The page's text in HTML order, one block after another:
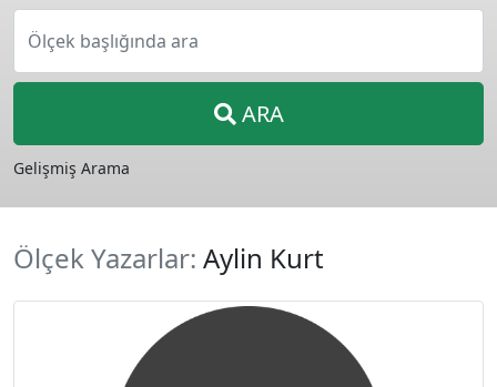
Ölçek başlığında ara
ARA
Gelişmiş Arama
Ölçek Yazarlar: Aylin Kurt